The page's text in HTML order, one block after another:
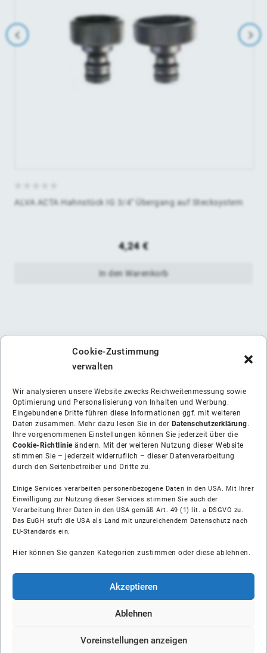
Cookie-Zustimmung
verwalten
Wir analysieren unsere Website zwecks Reichweitenmessung sowie
Optimierung und Personalisierung von Inhalten und Werbung.
Eingebundene Dritte führen diese Informationen ggf. mit weiteren
Daten zusammen. Mehr dazu lesen Sie in der Datenschutzerklärung.
Ihre vorgenommenen Einstellungen können Sie jederzeit über die
Cookie-Richtlinieändern. Mit der weiteren Nutzung dieser Website
stimmen Sie – jederzeit widerruflich – dieser Datenverarbeitung
durch den Seitenbetreiber und Dritte zu.
Einige Services verarbeiten personenbezogene Daten in den USA. Mit Ihrer
Einwilligung zur Nutzung dieser Services stimmen Sie auch der
Verarbeitung Ihrer Daten in den USA gemäß Art. 49 (1) lit. a DSGVO zu.
Das EuGH stuft die USA als Land mit unzureichendem Datenschutz nach
EU-Standards ein.
Hier können Sie ganzen Kategorien zustimmen oder diese ablehnen.
Akzeptieren
Ablehnen
Voreinstellungen anzeigen
ALVA ACTA Hahnstück IG 3/4" Übergang auf Stecksystem
4,24€
In den Warenkorb
Über uns
Soziale Medien